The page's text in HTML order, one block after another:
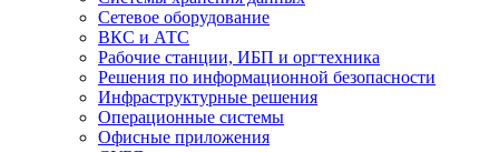
Сетевое оборудование
ВКС и АТС
Рабочие станции, ИБП и оргтехника
Решения по информационной безопасности
Инфраструктурные решения
Операционные системы
Офисные приложения